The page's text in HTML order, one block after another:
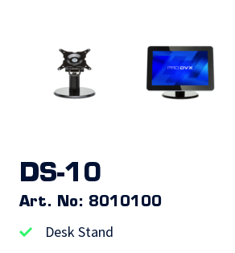
DS-10
Art. No: 8010100
Desk Stand